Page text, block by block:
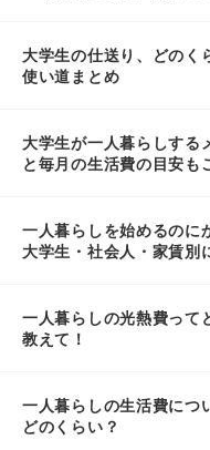
大学生の仕送り、どのく
使い道まとめ
大学生が一人暮らしする
と毎月の生活費の目安も
一人暮らしを始めるのに
大学生・社会人・家賃別
一人暮らしの光熱費って
教えて！
一人暮らしの生活費につ
どのくらい？